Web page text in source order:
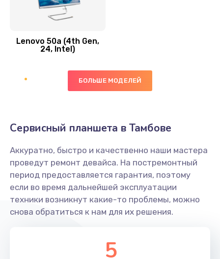
450 руб.
Ремонт цепей питания платы
400 руб.
Заказать
Замена слухового динамика
350 руб.
Настройка программного обеспечения
Lenovo 50a (4th Gen,
24, Intel)
БОЛЬШЕ МОДЕЛЕЙ
Сервисный планшета в Тамбове
Аккуратно, быстро и качественно наши мастера
проведут ремонт девайса. На постремонтный
период предоставляется гарантия, поэтому
если во время дальнейшей эксплуатации
техники возникнут какие-то проблемы, можно
снова обратиться к нам для их решения.
5